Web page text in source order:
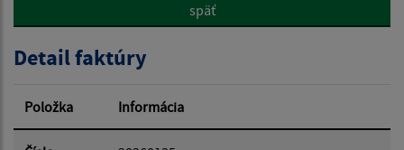
Hľadať v:
späť
Detail faktúry
Položka Informácia